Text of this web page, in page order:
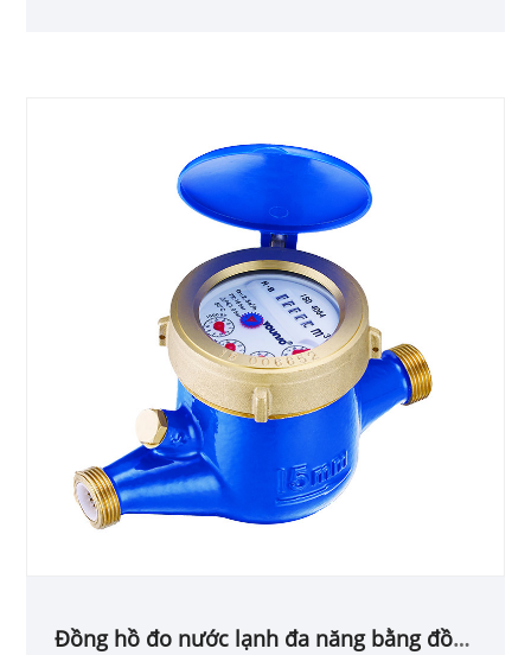
Đồng hồ đo nước lạnh đa năng bằng đồng